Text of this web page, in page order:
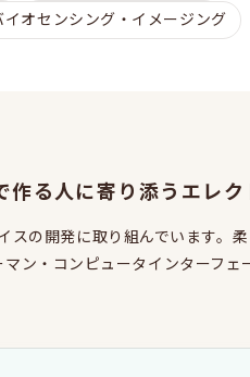
イオセンシング・イメージング
作る人に寄り添うエレク
スの開発に取り組んでいます。
ン・コンピュータインターフェ